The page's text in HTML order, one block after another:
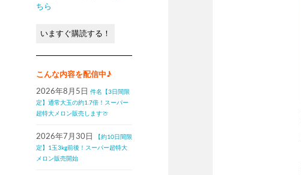
ちら
こんな内容を配信中♪
2026年8月5日 件名【3日間限
定】通常大玉の約1.7倍！スーパー
超特大メロン販売します🍈
2026年7月30日
【約10日間限
定】1玉3kg前後！スーパー超特大
メロン販売開始